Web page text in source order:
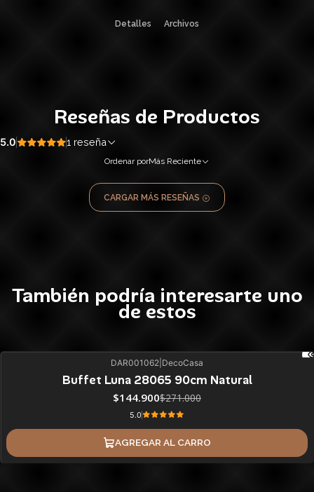
Detalles Archivos
Reseñas de Productos
5.0 1 reseña
Ordenar porMás Reciente
CARGAR MÁS RESEÑAS
También podría interesarte uno
de estos
DAR001062 DecoCasa
Buffet Luna 28065 90cm Natural
$144.900$271.000
5.0
AGREGAR AL CARRO